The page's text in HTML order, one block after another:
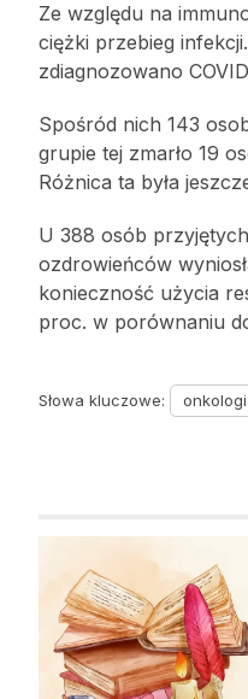
Ze względu na
ciężki przebieg
zdiagnozowano
Spośród nich 143
grupie tej zmarło 19
Różnica ta była
U 388 osób
ozdrowieńców
konieczność użycia
proc. w porównaniu
Słowa kluczowe: